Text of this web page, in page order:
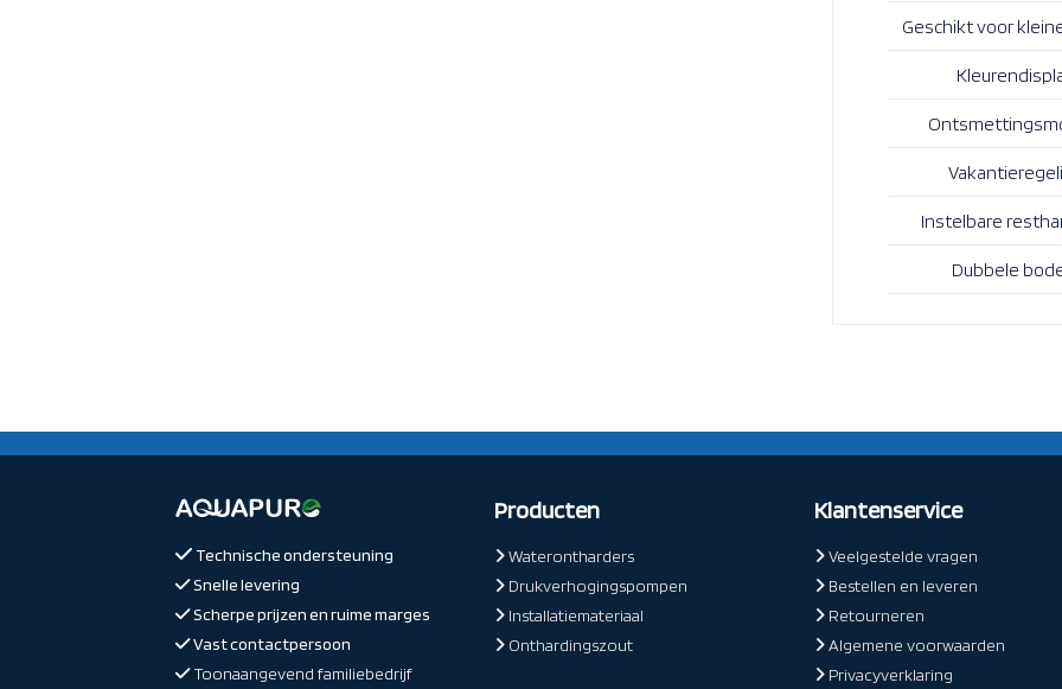
Geschikt voor
Instelbare
Dubbele
Technische ondersteuning
Snelle levering
Scherpe prijzen en ruime marges
Vast contactpersoon
Toonaangevend familiebedrijf
Producten
Waterontharders
Drukverhogingspompen
Installatiemateriaal
Onthardingszout
Klantenservice
Veelgestelde vragen
Bestellen en leveren
Retourneren
Algemene voorwaarden
Privacyverklaring